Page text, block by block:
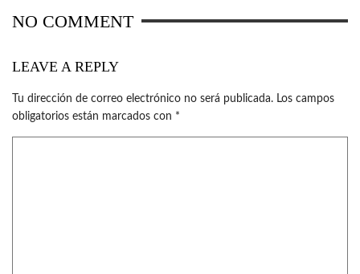
NO COMMENT
LEAVE A REPLY
Tu dirección de correo electrónico no será publicada. Los campos
obligatorios están marcados con *